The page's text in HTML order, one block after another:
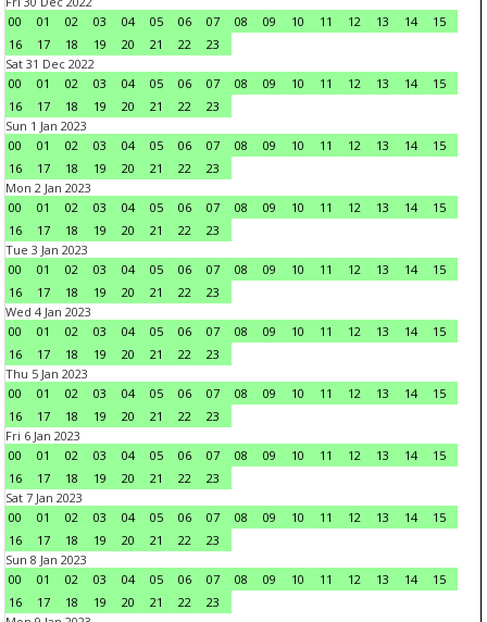
00
01 02 03 04 05 06 07 08 09 10 11 12 13 14
15
16
17 18 19 20 21 22
23
Sat 31 Dec 2022
00
01 02 03 04 05 06 07 08 09 10 11 12 13 14
15
16
17 18 19 20 21 22
23
Sun 1 Jan 2023
00
01 02 03 04 05 06 07 08 09 10 11 12 13 14
15
16
17 18 19 20 21 22
23
Mon 2 Jan 2023
00
01 02 03 04 05 06 07 08 09 10 11 12 13 14
15
16
17 18 19 20 21 22
23
Tue 3 Jan 2023
00
01 02 03 04 05 06 07 08 09 10 11 12 13 14
15
16
17 18 19 20 21 22
23
Wed 4 Jan 2023
00
01 02 03 04 05 06 07 08 09 10 11 12 13 14
15
16
17 18 19 20 21 22
23
Thu 5 Jan 2023
00
01 02 03 04 05 06 07 08 09 10 11 12 13 14
15
16
17 18 19 20 21 22
23
Fri 6 Jan 2023
00
01 02 03 04 05 06 07 08 09 10 11 12 13 14
15
16
17 18 19 20 21 22
23
Sat 7 Jan 2023
00
01 02 03 04 05 06 07 08 09 10 11 12 13 14
15
16
17 18 19 20 21 22
23
Sun 8 Jan 2023
00
01 02 03 04 05 06 07 08 09 10 11 12 13 14
15
16
17 18 19 20 21 22
23